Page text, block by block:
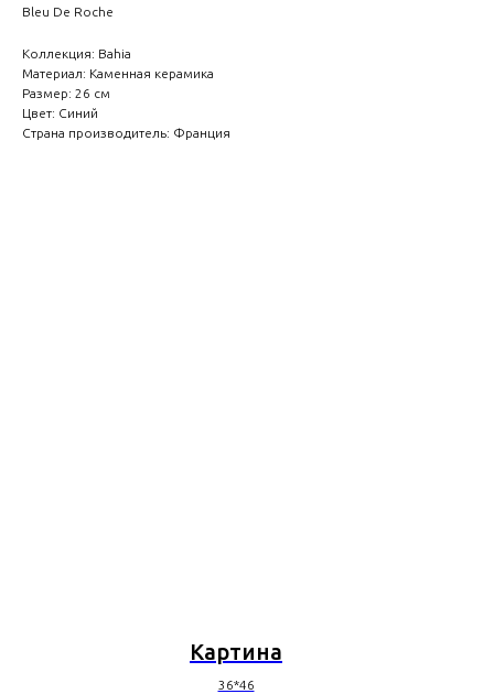
Bleu De Roche
Коллекция: Bahia
Материал: Каменная керамика
Размер: 26 см
Цвет: Синий
Страна производитель: Франция
Картина
36*46